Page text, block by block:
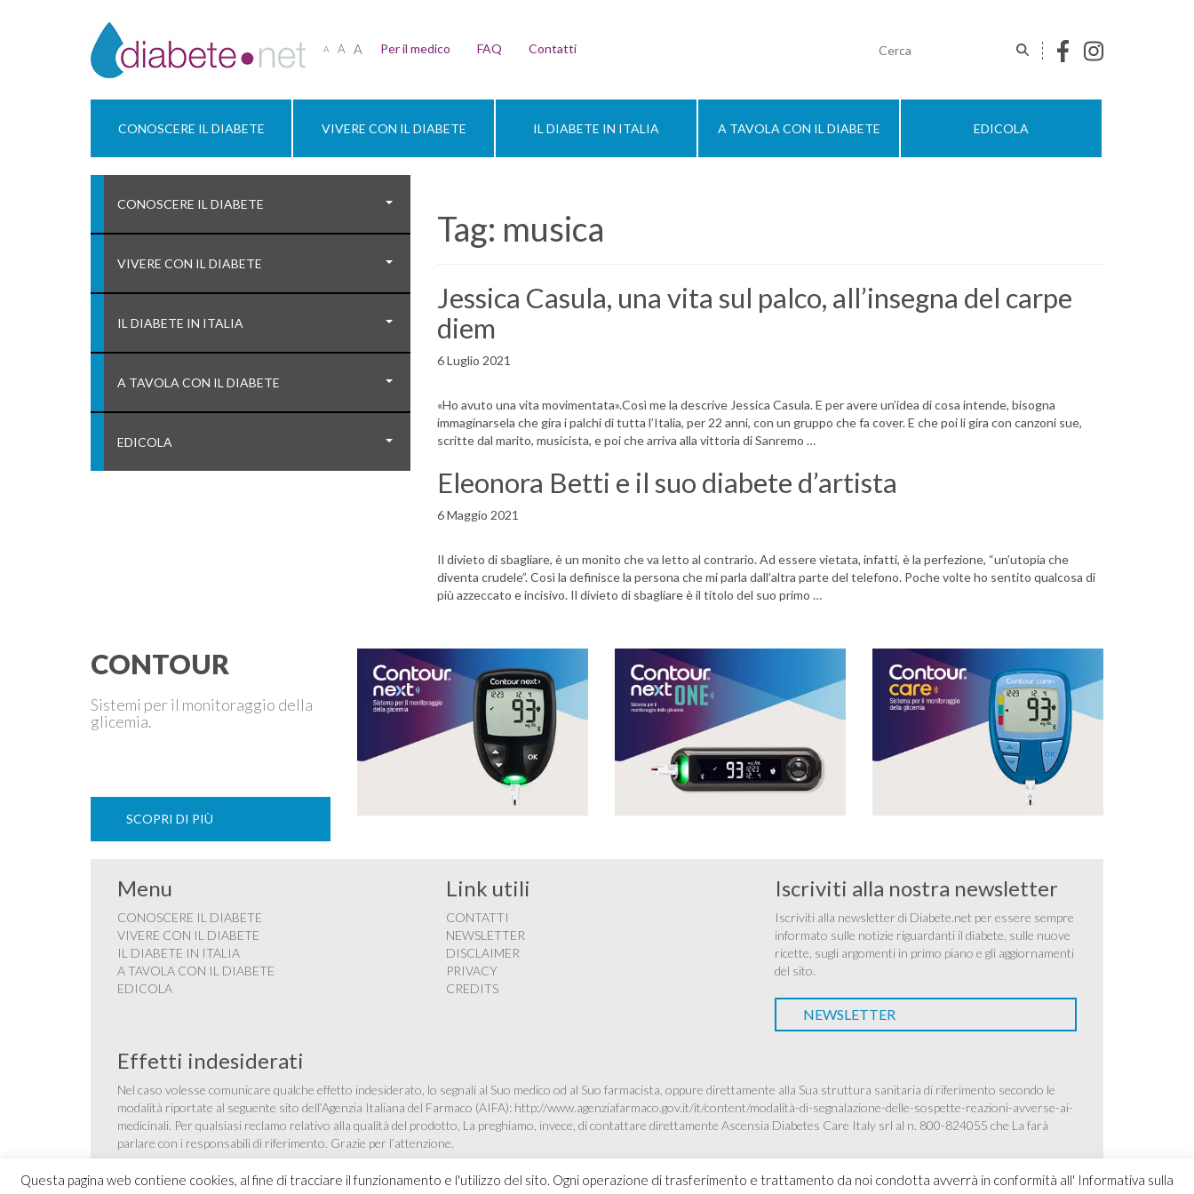
A A A Per il medico FAQ Contatti
CONOSCERE IL DIABETE VIVERE CON IL DIABETE IL DIABETE IN ITALIA A TAVOLA CON IL DIABETE EDICOLA
CONOSCERE IL DIABETE
VIVERE CON IL DIABETE
IL DIABETE IN ITALIA
A TAVOLA CON IL DIABETE
EDICOLA
Tag: musica
Jessica Casula, una vita sul palco, all’insegna del carpe
diem
6 Luglio 2021
«Ho avuto una vita movimentata».Così me la descrive Jessica Casula. E per avere un’idea di cosa intende, bisogna
immaginarsela che gira i palchi di tutta l’Italia, per 22 anni, con un gruppo che fa cover. E che poi li gira con canzoni sue,
scritte dal marito, musicista, e poi che arriva alla vittoria di Sanremo …
Eleonora Betti e il suo diabete d’artista
6 Maggio 2021
Il divieto di sbagliare, è un monito che va letto al contrario. Ad essere vietata, infatti, è la perfezione, “un’utopia che
diventa crudele”. Così la definisce la persona che mi parla dall’altra parte del telefono. Poche volte ho sentito qualcosa di
più azzeccato e incisivo. Il divieto di sbagliare è il titolo del suo primo …
CONTOUR
Sistemi per il monitoraggio della
glicemia.
SCOPRI DI PIÙ
Questa pagina web contiene cookies, al fine di tracciare il funzionamento e l'utilizzo del sito. Ogni operazione di trasferimento e trattamento da noi condotta avverrà in conformità all' Informativa sulla
Menu
CONOSCERE IL DIABETE
VIVERE CON IL DIABETE
IL DIABETE IN ITALIA
A TAVOLA CON IL DIABETE
EDICOLA
Link utili
CONTATTI
NEWSLETTER
DISCLAIMER
PRIVACY
CREDITS
Iscriviti alla nostra newsletter
Iscriviti alla newsletter di Diabete.net per essere sempre
informato sulle notizie riguardanti il diabete, sulle nuove
ricette, sugli argomenti in primo piano e gli aggiornamenti
del sito.
NEWSLETTER
Effetti indesiderati
Nel caso volesse comunicare qualche effetto indesiderato, lo segnali al Suo medico od al Suo farmacista, oppure direttamente alla Sua struttura sanitaria di riferimento secondo le
modalità riportate al seguente sito dell’Agenzia Italiana del Farmaco (AIFA): http://www.agenziafarmaco.gov.it/it/content/modalità-di-segnalazione-delle-sospette-reazioni-avverse-ai-
medicinali. Per qualsiasi reclamo relativo alla qualità del prodotto, La preghiamo, invece, di contattare direttamente Ascensia Diabetes Care Italy srl al n. 800-824055 che La farà
parlare con i responsabili di riferimento. Grazie per l’attenzione.